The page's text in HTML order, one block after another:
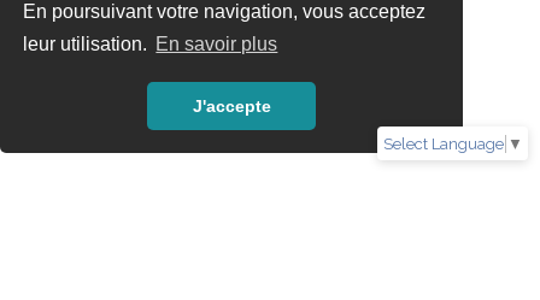
En poursuivant votre navigation, vous acceptez
leur utilisation. En savoir plus
J'accepte
Select Language ▼